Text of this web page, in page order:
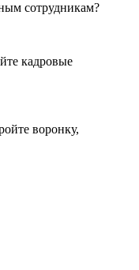
сотрудникам?
кадровые
воронку,